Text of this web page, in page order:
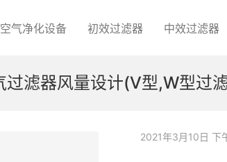
空气净化设备 初效过滤器 中效过滤器
过滤器风量设计(V型,W型过
2021年3月10日 下